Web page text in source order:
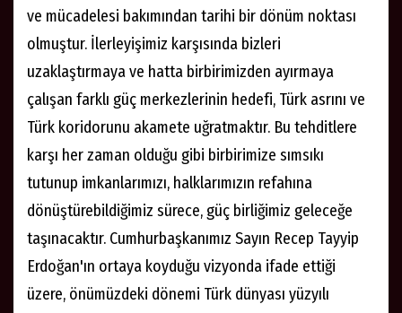
genişleme gibi konularda da önemli kazanımlar elde
eden teşkilatımız, önümüzdeki dönemde kritik
konularda bağlayıcı anlaşmalarla ilişkilerini
güçlendirmeye devam edecektir. Macaristan'ın
2018'de, Türkmenistan'ın 2021'de, 2022 yılında
Semerkant'ta düzenlenen zirvede de KKTC, Türk
Devletleri Teşkilatına gözlemci üye olarak kabul
edilmiştir. Bu karar KKTC'nin eşit egemenlik statüsü
ve mücadelesi bakımından tarihi bir dönüm noktası
olmuştur. İlerleyişimiz karşısında bizleri
uzaklaştırmaya ve hatta birbirimizden ayırmaya